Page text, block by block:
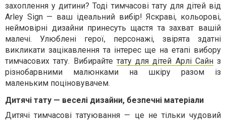
захоплення у дитини? Тоді тимчасові тату для дітей від
Arley Sign — ваш ідеальний вибір! Яскраві, кольорові,
неймовірні дизайни принесуть щастя та захват вашій
малечі. Улюблені герої, персонажі, звірята здатні
викликати зацікавлення та інтерес ще на етапі вибору
тимчасових тату. Вибирайте тату для дітей Арлі Сайнз
різнобарвними малюнками на шкіру разом із
маленьким поціновувачем.
Дитячі тату — веселі дизайни, безпечні матеріали
Дитячі тимчасові татуювання — це не тільки чудовий